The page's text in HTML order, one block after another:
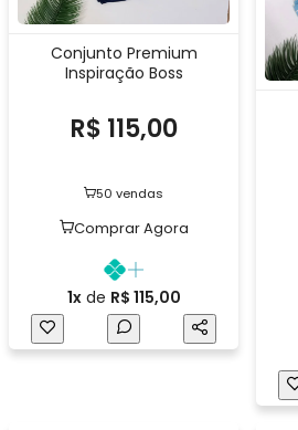
Conjunto Premium
Inspiração Boss
R$ 115,00
50 vendas
Comprar Agora
1xde R$ 115,00